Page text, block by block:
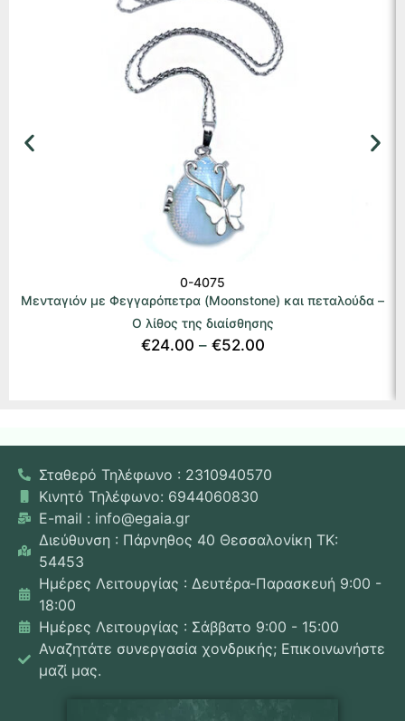
0-4075
Μενταγιόν με Φεγγαρόπετρα (Moonstone) και πεταλούδα –
Ο λίθος της διαίσθησης
€24.00 – €52.00
Σταθερό Τηλέφωνο : 2310940570
Κινητό Τηλέφωνο: 6944060830
E-mail : info@egaia.gr
Διεύθυνση : Πάρνηθος 40 Θεσσαλονίκη ΤΚ:
54453
Ημέρες Λειτουργίας : Δευτέρα-Παρασκευή 9:00 -
18:00
Ημέρες Λειτουργίας : Σάββατο 9:00 - 15:00
Αναζητάτε συνεργασία χονδρικής; Επικοινωνήστε
μαζί μας.